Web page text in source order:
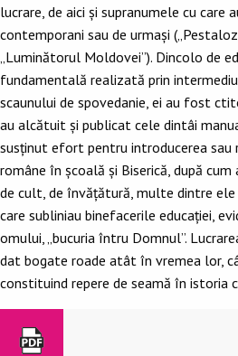
lucrare, de aici și supranumele cu care
contemporani sau de urmași
„Luminătorul Moldovei”). Dincolo de
fundamentală realizată prin
scaunului de spovedanie, ei au fost
au alcătuit și publicat cele dintâi
susținut efort pentru introducerea sau
române în școală și Biserică, după
de cult, de învățătură, multe dintre
care subliniau binefacerile educației,
omului, „bucuria întru Domnul”.
dat bogate roade atât în vremea lor,
constituind repere de seamă în istoria